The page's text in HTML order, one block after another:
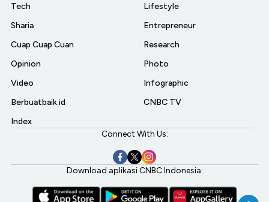
Tech
Sharia
Cuap Cuap Cuan
Opinion
Video
Berbuatbaik.id
Index
Lifestyle
Entrepreneur
Research
Photo
Infographic
CNBC TV
Connect With Us:
Download aplikasi CNBC Indonesia: